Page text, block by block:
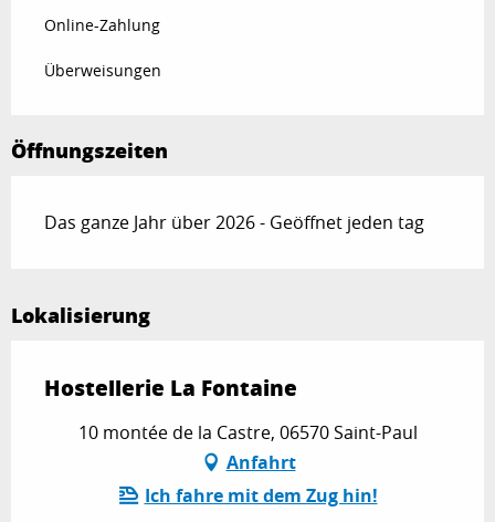
Online-Zahlung
Überweisungen
Öffnungszeiten
Das ganze Jahr über 2026 - Geöffnet jeden tag
Lokalisierung
Hostellerie La Fontaine
10 montée de la Castre, 06570 Saint-Paul
Anfahrt
Ich fahre mit dem Zug hin!